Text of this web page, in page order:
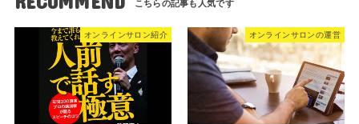
オンラインサロン紹介 オンラインサロンの運営